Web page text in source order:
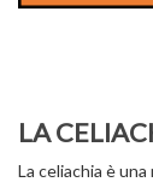
LA
La celiachia è